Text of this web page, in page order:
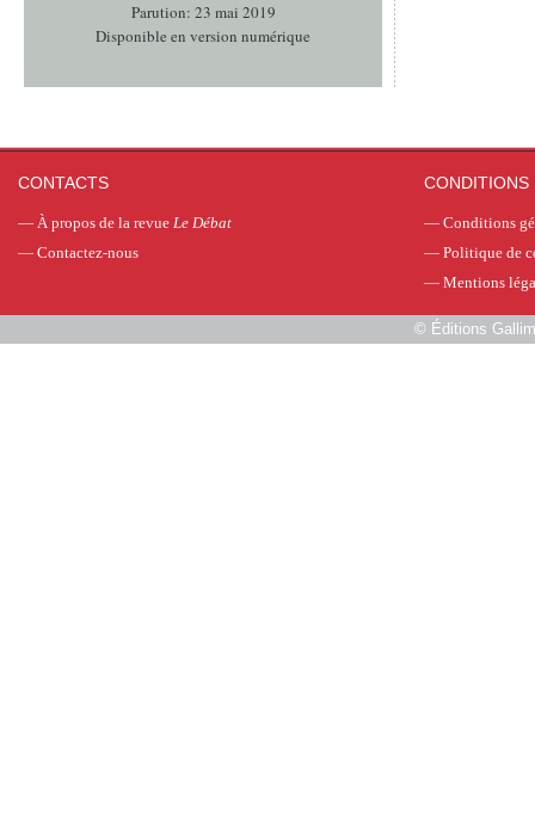
Parution: 23 mai 2019
Disponible en version numérique
CONTACTS
— À propos de la revue Le Débat
— Contactez-nous
CONDITIONS
— Conditions
— Politique de
— Mentions
© Éditions